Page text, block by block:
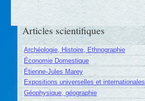
Articles scientifiques
Archéologie, Histoire, Ethnographie
Économie Domestique
Étienne-Jules Marey
Expositions universelles et internationales
Géophysique, géographie